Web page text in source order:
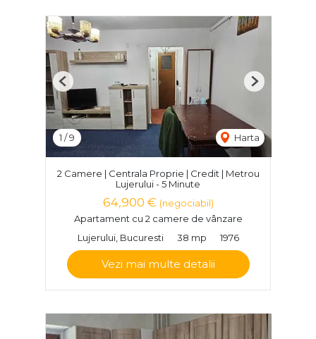
1 /9 Harta
Previous Next
2 Camere | Centrala Proprie | Credit | Metrou
Lujerului - 5 Minute
64,900 € (negociabil)
Apartament cu 2 camere de vânzare
Lujerului, Bucuresti
38 mp 1976
Vezi mai multe detalii